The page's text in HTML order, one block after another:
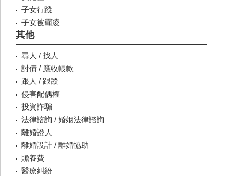
子女行蹤
子女被霸凌
其他
尋人 / 找人
討債 / 應收帳款
跟人 / 跟蹤
侵害配偶權
投資詐騙
法律諮詢 / 婚姻法律諮詢
離婚證人
離婚設計 / 離婚協助
贍養費
醫療糾紛